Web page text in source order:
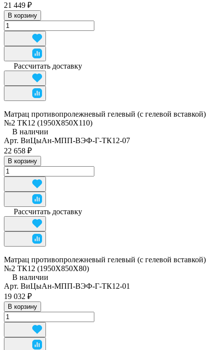
21 449 ₽
В корзину
Рассчитать доставку
Матрац противопролежневый гелевый (с гелевой вставкой)
№2 ТК12 (1950Х850Х110)
В наличии
Арт. ВиЦыАн-МПП-ВЭФ-Г-ТК12-07
22 658 ₽
В корзину
Рассчитать доставку
Матрац противопролежневый гелевый (с гелевой вставкой)
№2 ТК12 (1950Х850Х80)
В наличии
Арт. ВиЦыАн-МПП-ВЭФ-Г-ТК12-01
19 032 ₽
В корзину